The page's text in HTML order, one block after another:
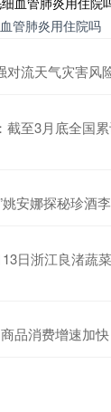
管肺炎用住院吗
对流天气灾害风
截至3月底全国
姚安娜探秘珍酒
日浙江良渚蔬
品消费增速加快